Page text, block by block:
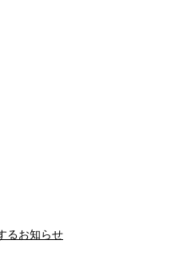
るお知らせ